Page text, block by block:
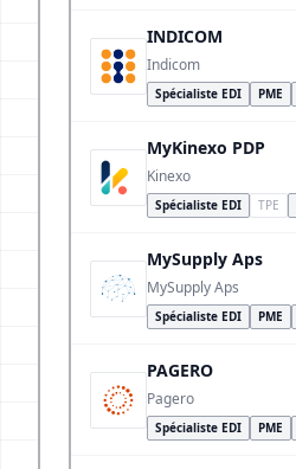
INDICOM
Indicom
Spécialiste EDI PME
MyKinexo PDP
Kinexo
Spécialiste EDI TPE
MySupply Aps
MySupply Aps
Spécialiste EDI PME
PAGERO
Pagero
Spécialiste EDI PME